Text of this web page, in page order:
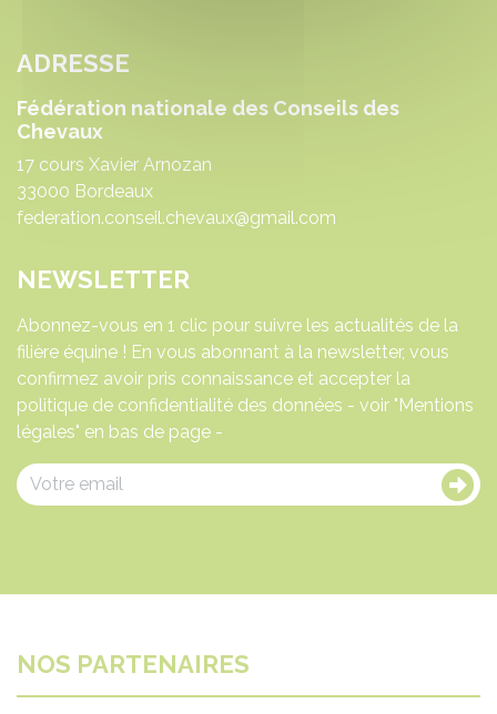
ADRESSE
Fédération nationale des Conseils des
Chevaux
17 cours Xavier Arnozan
33000 Bordeaux
federation.conseil.chevaux@gmail.com
NEWSLETTER
Abonnez-vous en 1 clic pour suivre les actualités de la
filière équine ! En vous abonnant à la newsletter, vous
confirmez avoir pris connaissance et accepter la
politique de confidentialité des données - voir "Mentions
légales" en bas de page -
NOS PARTENAIRES